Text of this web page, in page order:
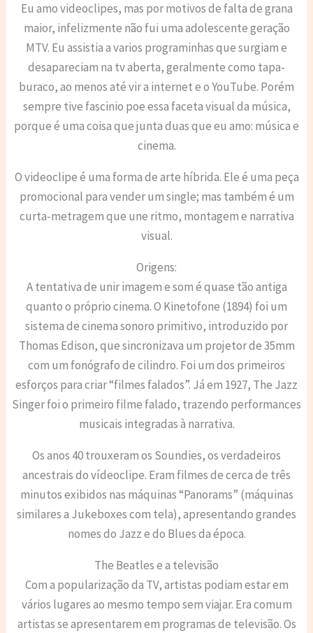
Eu amo videoclipes, mas por motivos de falta de grana
maior, infelizmente não fui uma adolescente geração
MTV. Eu assistia a varios programinhas que surgiam e
desapareciam na tv aberta, geralmente como tapa-
buraco, ao menos até vir a internet e o YouTube. Porém
sempre tive fascinio poe essa faceta visual da música,
porque é uma coisa que junta duas que eu amo: música e
cinema.
O videoclipe é uma forma de arte híbrida. Ele é uma peça
promocional para vender um single; mas também é um
curta-metragem que une ritmo, montagem e narrativa
visual.
Origens:
A tentativa de unir imagem e som é quase tão antiga
quanto o próprio cinema. O Kinetofone (1894) foi um
sistema de cinema sonoro primitivo, introduzido por
Thomas Edison, que sincronizava um projetor de 35mm
com um fonógrafo de cilindro. Foi um dos primeiros
esforços para criar “filmes falados”. Já em 1927, The Jazz
Singer foi o primeiro filme falado, trazendo performances
musicais integradas à narrativa.
Os anos 40 trouxeram os Soundies, os verdadeiros
ancestrais do vídeoclipe. Eram filmes de cerca de três
minutos exibidos nas máquinas “Panorams” (máquinas
similares a Jukeboxes com tela), apresentando grandes
nomes do Jazz e do Blues da época.
The Beatles e a televisão
Com a popularização da TV, artistas podiam estar em
vários lugares ao mesmo tempo sem viajar. Era comum
artistas se apresentarem em programas de televisão. Os